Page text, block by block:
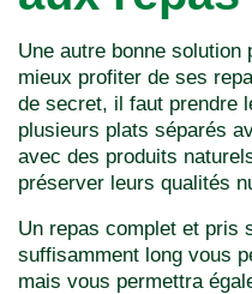
Une autre bonne
mieux profiter de ses
de secret, il faut prendre
plusieurs plats séparés
avec des produits
préserver leurs qualités
Un repas complet et pris
suffisamment long vous
mais vous permettra